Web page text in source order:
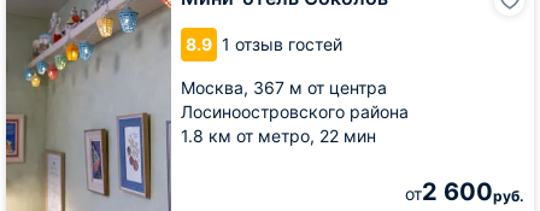
8.9 1 отзыв гостей
Москва, 367 м от центра
Лосиноостровского района
1.8 км от метро, 22 мин
от2 600руб.
Соколов